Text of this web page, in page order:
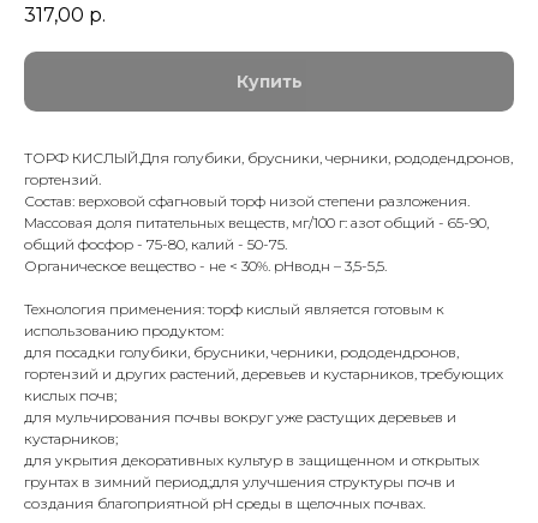
317,00 р.
Купить
ТОРФ КИСЛЫЙ.Для голубики, брусники, черники, рододендронов,
гортензий.
Состав: верховой сфагновый торф низой степени разложения.
Массовая доля питательных веществ, мг/100 г: азот общий - 65-90,
общий фосфор - 75-80, калий - 50-75.
Органическое вещество - не < 30%. рНводн – 3,5-5,5.
Технология применения: торф кислый является готовым к
использованию продуктом:
для посадки голубики, брусники, черники, рододендронов,
гортензий и других растений, деревьев и кустарников, требующих
кислых почв;
для мульчирования почвы вокруг уже растущих деревьев и
кустарников;
для укрытия декоративных культур в защищенном и открытых
грунтах в зимний период;для улучшения структуры почв и
создания благоприятной pH среды в щелочных почвах.